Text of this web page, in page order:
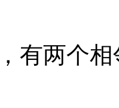
有两个相